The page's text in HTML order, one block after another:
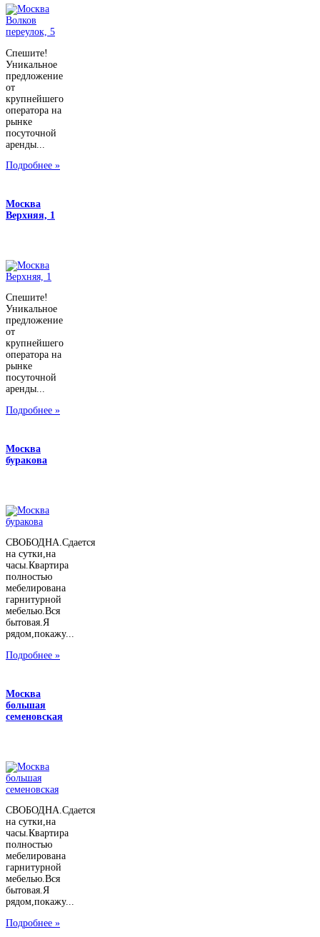
Спешите!
Уникальное
предложение
от
крупнейшего
оператора на
рынке
посуточной
аренды...
Подробнее »
Москва
Верхняя, 1
Спешите!
Уникальное
предложение
от
крупнейшего
оператора на
рынке
посуточной
аренды...
Подробнее »
Москва
буракова
СВОБОДНА.Сдается
на сутки,на
часы.Квартира
полностью
мебелирована
гарнитурной
мебелью.Вся
бытовая.Я
рядом,покажу...
Подробнее »
Москва
большая
семеновская
СВОБОДНА.Сдается
на сутки,на
часы.Квартира
полностью
мебелирована
гарнитурной
мебелью.Вся
бытовая.Я
рядом,покажу...
Подробнее »